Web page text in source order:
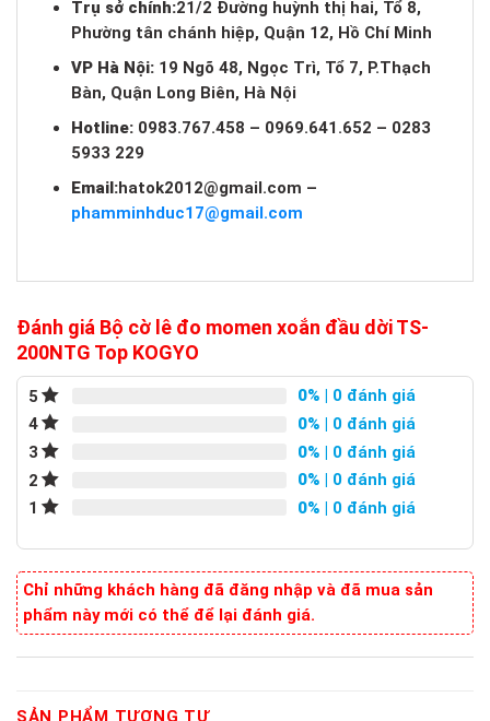
Trụ sở chính:21/2 Đường huỳnh thị hai, Tổ 8,
Phường tân chánh hiệp, Quận 12, Hồ Chí Minh
VP Hà Nội: 19 Ngõ 48, Ngọc Trì, Tổ 7, P.Thạch
Bàn, Quận Long Biên, Hà Nội
Hotline: 0983.767.458 – 0969.641.652 – 0283
5933 229
Email:hatok2012@gmail.com –
phamminhduc17@gmail.com
Đánh giá Bộ cờ lê đo momen xoắn đầu dời TS-
200NTG Top KOGYO
5 0% | 0 đánh giá
4
0% | 0 đánh giá
3
0% | 0 đánh giá
2
0% | 0 đánh giá
1
0% | 0 đánh giá
Chỉ những khách hàng đã đăng nhập và đã mua sản
phẩm này mới có thể để lại đánh giá.
SẢN PHẨM TƯƠNG TỰ